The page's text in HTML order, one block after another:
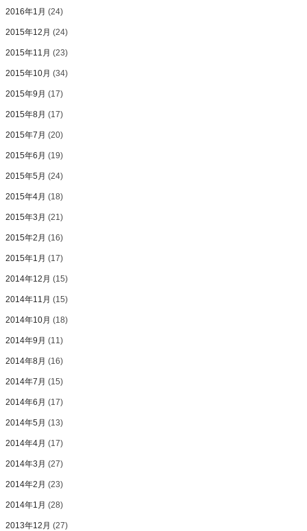
2016年1月 (24)
2015年12月 (24)
2015年11月 (23)
2015年10月 (34)
2015年9月 (17)
2015年8月 (17)
2015年7月 (20)
2015年6月 (19)
2015年5月 (24)
2015年4月 (18)
2015年3月 (21)
2015年2月 (16)
2015年1月 (17)
2014年12月 (15)
2014年11月 (15)
2014年10月 (18)
2014年9月 (11)
2014年8月 (16)
2014年7月 (15)
2014年6月 (17)
2014年5月 (13)
2014年4月 (17)
2014年3月 (27)
2014年2月 (23)
2014年1月 (28)
2013年12月 (27)